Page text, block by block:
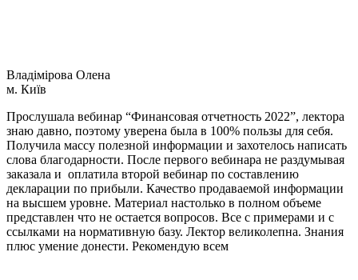
Владімірова Олена
м. Київ
Прослушала вебинар “Финансовая отчетность 2022”, лектора
знаю давно, поэтому уверена была в 100% пользы для себя.
Получила массу полезной информации и захотелось написать
слова благодарности. После первого вебинара не раздумывая
заказала и оплатила второй вебинар по составлению
декларации по прибыли. Качество продаваемой информации
на высшем уровне. Материал настолько в полном объеме
представлен что не остается вопросов. Все с примерами и с
ссылками на нормативную базу. Лектор великолепна. Знания
плюс умение донести. Рекомендую всем